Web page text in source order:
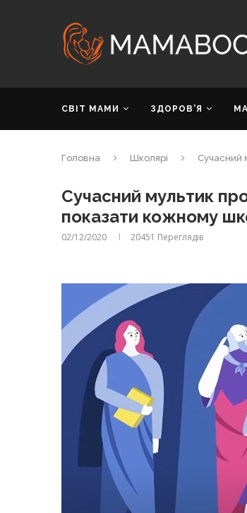
СВІТ МАМИ ЗДОРОВ’Я
Головна Школярі Сучасний
Сучасний мультик
показати кожному
02/12/2020 20451 Переглядів
принимать
никакого кипятка